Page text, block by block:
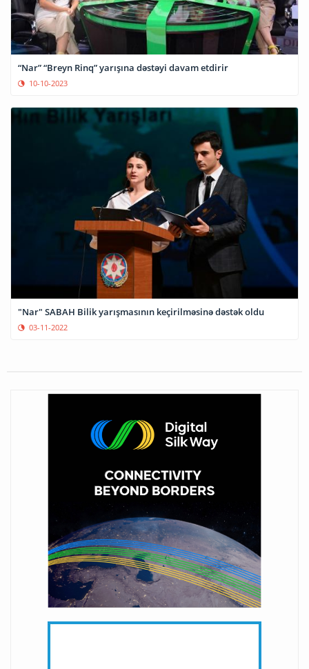
“Nar” “Breyn Rinq” yarışına dəstəyi davam etdirir
10-10-2023
"Nar" SABAH Bilik yarışmasının keçirilməsinə dəstək oldu
03-11-2022